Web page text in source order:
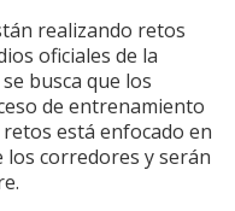
realizando retos
oficiales de la
busca que los
de entrenamiento
está enfocado en
los corredores y serán